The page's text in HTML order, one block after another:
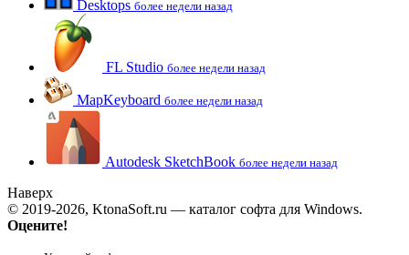
Desktops более недели назад
FL Studio более недели назад
MapKeyboard более недели назад
Autodesk SketchBook более недели назад
Наверх
© 2019-2026, KtonaSoft.ru — каталог софта для Windows.
Оцените!